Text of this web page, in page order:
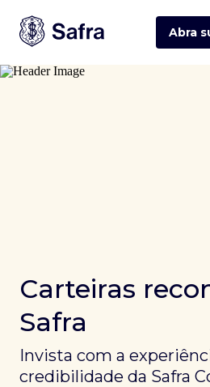
Abra
Carteiras
Safra
Invista com a
credibilidade da Safra